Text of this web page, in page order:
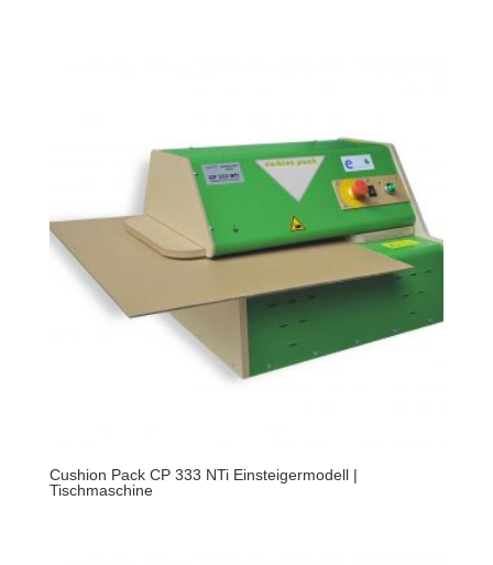
Cushion Pack CP 333 NTi Einsteigermodell |
Tischmaschine